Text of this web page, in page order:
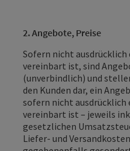
2. Angebote, Preise
Sofern nicht
vereinbart ist, sind
(unverbindlich) und
den Kunden dar, ein
sofern nicht ausdrücklich
vereinbart ist – jeweils
gesetzlichen
Liefer- und